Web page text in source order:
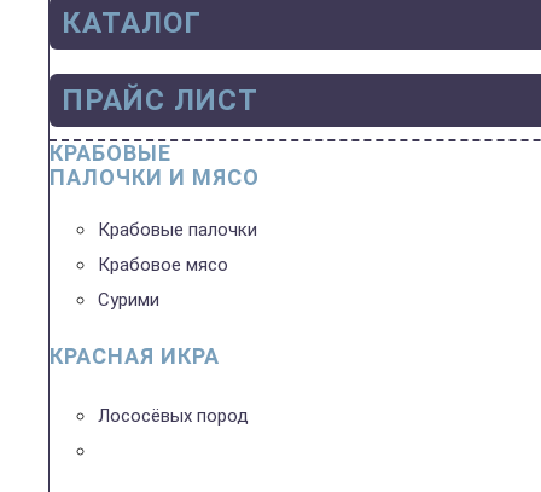
КАТАЛОГ
ПРАЙС ЛИСТ
КРАБОВЫЕ
ПАЛОЧКИ И МЯСО
Крабовые палочки
Крабовое мясо
Сурими
КРАСНАЯ ИКРА
Лососёвых пород